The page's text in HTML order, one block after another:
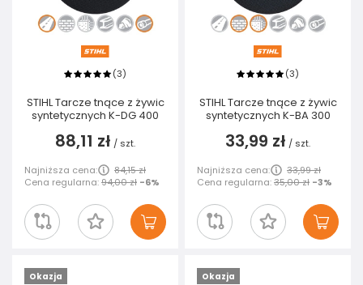
(3)
STIHL Tarcze tnące z żywic
syntetycznych K-DG 400
88,11 zł / szt.
Najniższa cena:
84,15 zł
Cena regularna:94,00 zł -6%
(3)
STIHL Tarcze tnące z żywic
syntetycznych K-BA 300
33,99 zł / szt.
Najniższa cena:
33,99 zł
Cena regularna:35,00 zł -3%
Okazja Okazja